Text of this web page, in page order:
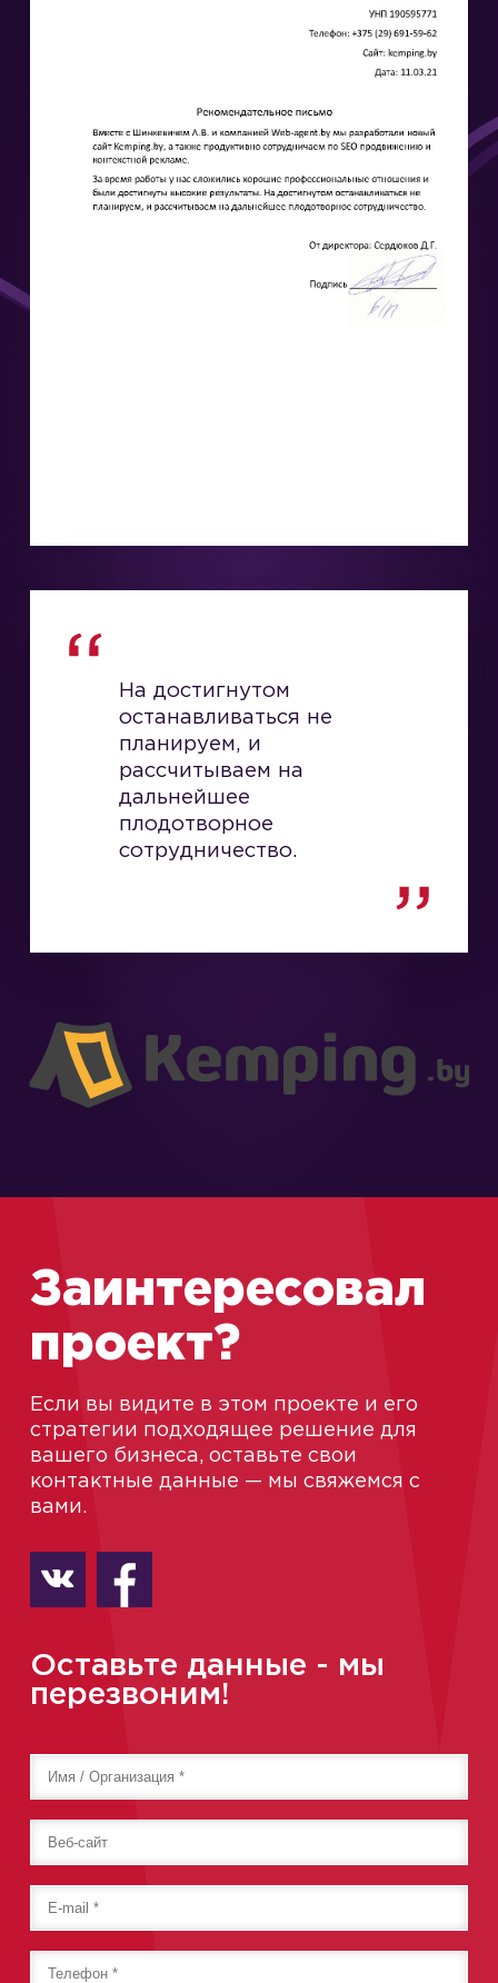
На достигнутом
останавливаться не
планируем, и
рассчитываем на
дальнейшее
плодотворное
сотрудничество.
Заинтересовал
проект?
Если вы видите в этом проекте и его
стратегии подходящее решение для
вашего бизнеса, оставьте свои
контактные данные — мы свяжемся с
вами.
Оставьте данные - мы
перезвоним!